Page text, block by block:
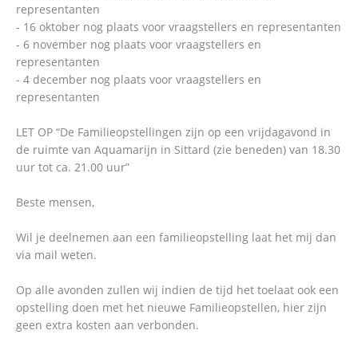
representanten
- 16 oktober nog plaats voor vraagstellers en representanten
- 6 november nog plaats voor vraagstellers en
representanten
- 4 december nog plaats voor vraagstellers en
representanten
LET OP “De Familieopstellingen zijn op een vrijdagavond in
de ruimte van Aquamarijn in Sittard (zie beneden) van 18.30
uur tot ca. 21.00 uur”
Beste mensen,
Wil je deelnemen aan een familieopstelling laat het mij dan
via mail weten.
Op alle avonden zullen wij indien de tijd het toelaat ook een
opstelling doen met het nieuwe Familieopstellen, hier zijn
geen extra kosten aan verbonden.